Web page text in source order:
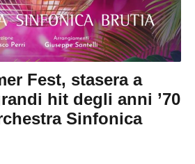
Fest, stasera a
hit degli anni ’70
Sinfonica